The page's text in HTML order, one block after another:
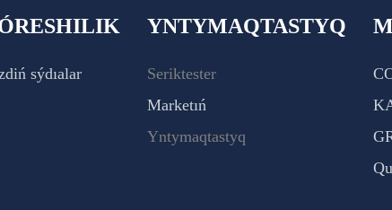
sýdıalar
YNTYMAQTASTYQ
Seriktester
Marketıń
Yntymaqtastyq